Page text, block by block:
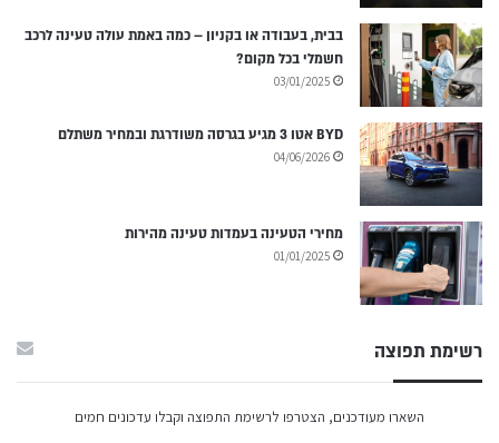
בבית, בעבודה או בקניון – כמה באמת עולה טעינה לרכב
חשמלי בכל מקום?
03/01/2025
BYD אטו 3 מגיע בגרסה משודרגת ובמחיר משתלם
04/06/2026
מחירי הטעינה בעמדות טעינה מהירות
01/01/2025
רשימת תפוצה
השארו מעודכנים, הצטרפו לרשימת התפוצה וקבלו עדכונים חמים